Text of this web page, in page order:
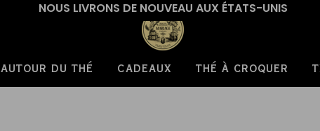
NOUS LIVRONS DE NOUVEAU AUX ÉTATS-UNIS
AUTOUR DU THÉ CADEAUX THÉ À CROQUER